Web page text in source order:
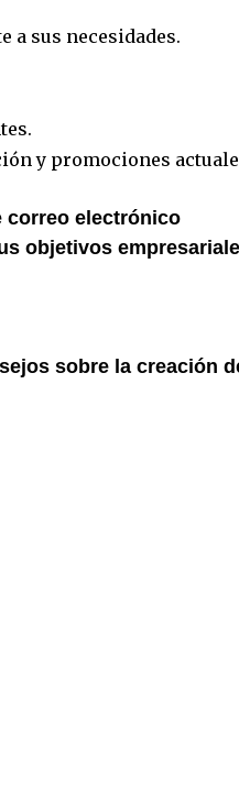
a sus necesidades.
y promociones
correo electrónico
objetivos
sobre la creación